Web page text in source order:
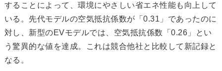
することによって、環境にやさしい省エネ性能も向上して
いる。先代モデルの空気抵抗係数が「0.31」であったのに
対し、新型のEVモデルでは、空気抵抗係数「0.26」とい
う驚異的な値を達成。これは競合他社と比較して新記録と
なる。